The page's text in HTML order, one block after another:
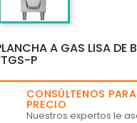
A GAS LISA DE
P
CONSÚLTENOS
PRECIO
Nuestros expertos le